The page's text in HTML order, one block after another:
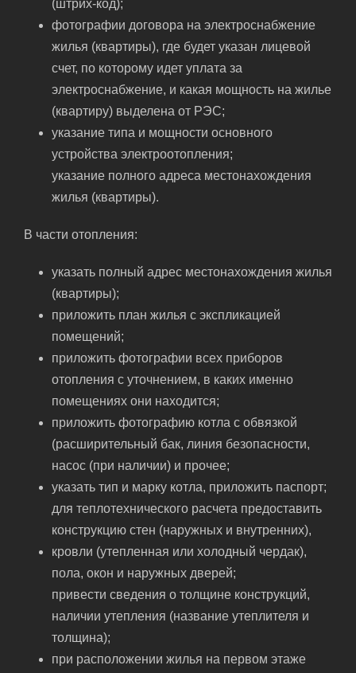
(штрих-код);
фотографии договора на электроснабжение
жилья (квартиры), где будет указан лицевой
счет, по которому идет уплата за
электроснабжение, и какая мощность на жилье
(квартиру) выделена от РЭС;
указание типа и мощности основного
устройства электроотопления;
указание полного адреса местонахождения
жилья (квартиры).
В части отопления:
указать полный адрес местонахождения жилья
(квартиры);
приложить план жилья с экспликацией
помещений;
приложить фотографии всех приборов
отопления с уточнением, в каких именно
помещениях они находится;
приложить фотографию котла с обвязкой
(расширительный бак, линия безопасности,
насос (при наличии) и прочее;
указать тип и марку котла, приложить паспорт;
для теплотехнического расчета предоставить
конструкцию стен (наружных и внутренних),
кровли (утепленная или холодный чердак),
пола, окон и наружных дверей;
привести сведения о толщине конструкций,
наличии утепления (название утеплителя и
толщина);
при расположении жилья на первом этаже